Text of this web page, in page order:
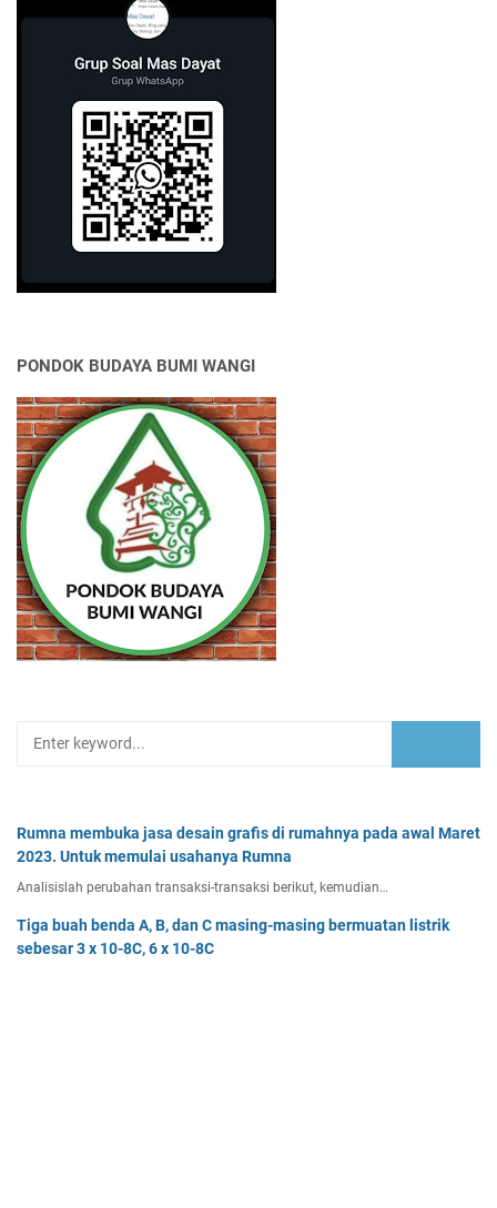
PONDOK BUDAYA BUMI WANGI
Rumna membuka jasa desain grafis di rumahnya pada awal Maret
2023. Untuk memulai usahanya Rumna
Analisislah perubahan transaksi-transaksi berikut, kemudian…
Tiga buah benda A, B, dan C masing-masing bermuatan listrik
sebesar 3 x 10-8C, 6 x 10-8C